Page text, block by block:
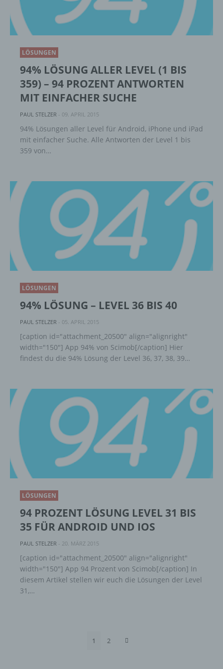
LÖSUNGEN
94% LÖSUNG ALLER LEVEL (1 BIS
359) – 94 PROZENT ANTWORTEN
MIT EINFACHER SUCHE
PAUL STELZER - 09. APRIL 2015
94% Lösungen aller Level für Android, iPhone und iPad
mit einfacher Suche. Alle Antworten der Level 1 bis
359 von…
LÖSUNGEN
94% LÖSUNG – LEVEL 36 BIS 40
PAUL STELZER - 05. APRIL 2015
[caption id="attachment_20500" align="alignright"
width="150"] App 94% von Scimob[/caption] Hier
findest du die 94% Lösung der Level 36, 37, 38, 39…
LÖSUNGEN
94 PROZENT LÖSUNG LEVEL 31 BIS
35 FÜR ANDROID UND IOS
PAUL STELZER - 20. MÄRZ 2015
[caption id="attachment_20500" align="alignright"
width="150"] App 94 Prozent von Scimob[/caption] In
diesem Artikel stellen wir euch die Lösungen der Level
31,…
1 2
Einschränkung der Verarbeitung ist die
Markierung gespeicherter
personenbezogener Daten mit dem Ziel, ihre
Profiling ist jede Art der automatisierten
Verarbeitung personenbezogener Daten, die
personenbezogenen Daten verwendet
werden, um bestimmte persönliche Aspekte,
die sich auf eine natürliche Person beziehen,
Lage, Gesundheit, persönlicher Vorlieben,
Interessen, Zuverlässigkeit, Verhalten,
Aufenthaltsort oder Ortswechsel dieser
natürlichen Person zu analysieren oder
vorherzusagen.
f) Pseudonymisierung
personenbezogener Daten in einer Weise,
auf welche die personenbezogenen Daten
ohne Hinzuziehung zusätzlicher
Informationen nicht mehr einer spezifischen
können, sofern diese zusätzlichen
Informationen gesondert aufbewahrt werden
und technischen und organisatorischen
einer identifizierten oder identifizierbaren
natürlichen Person zugewiesen werden.
g) Verantwortlicher oder für die Verarbeitung
Verantwortlicher
Verantwortlicher oder für die Verarbeitung
Verantwortlicher ist die natürliche oder
oder andere Stelle, die allein oder
gemeinsam mit anderen über die Zwecke
und Mittel der Verarbeitung von
personenbezogenen Daten entscheidet.
Sind die Zwecke und Mittel dieser
Verarbeitung durch das Unionsrecht oder
so kann der Verantwortliche
beziehungsweise können die bestimmten
Kriterien seiner Benennung nach dem